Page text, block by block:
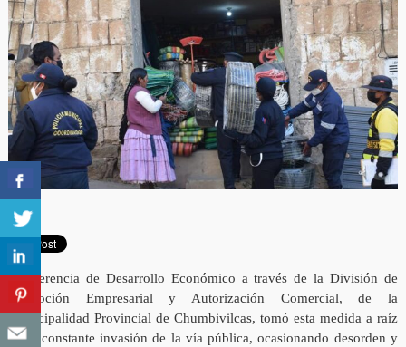
La Gerencia de Desarrollo Económico a través de la División de
Promoción Empresarial y Autorización Comercial, de la
Municipalidad Provincial de Chumbivilcas, tomó esta medida a raíz
de la constante invasión de la vía pública, ocasionando desorden y